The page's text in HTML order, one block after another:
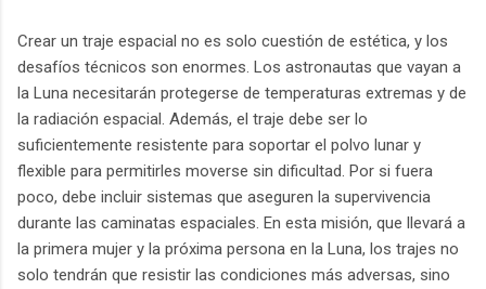
Crear un traje espacial no es solo cuestión de estética, y los
desafíos técnicos son enormes. Los astronautas que vayan a
la Luna necesitarán protegerse de temperaturas extremas y de
la radiación espacial. Además, el traje debe ser lo
suficientemente resistente para soportar el polvo lunar y
flexible para permitirles moverse sin dificultad. Por si fuera
poco, debe incluir sistemas que aseguren la supervivencia
durante las caminatas espaciales. En esta misión, que llevará a
la primera mujer y la próxima persona en la Luna, los trajes no
solo tendrán que resistir las condiciones más adversas, sino